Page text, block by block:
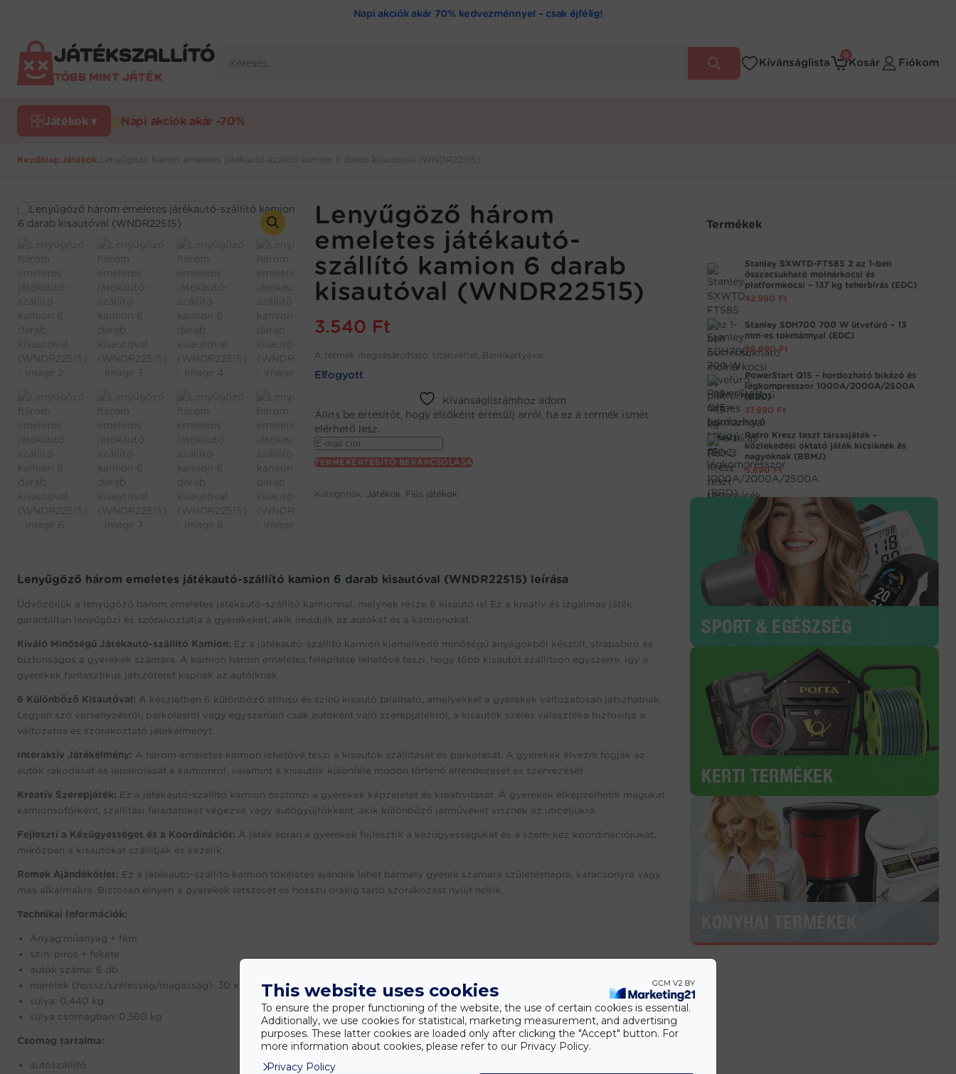
Napi akciók akár 70% kedvezménnyel – csak éjfélig!
JÁTÉKSZALLÍTÓ
TÖBB MINT JÁTÉK
search
Kívánságlista
0
Kosár Fiókom
Játékok ▾ Napi akciók akár -70%
Kezdőlap Játékok Lenyűgöző három emeletes játékautó-szállító kamion 6 darab kisautóval (WNDR22515)
Lenyűgöző három
emeletes játékautó-
szállító kamion 6 darab
kisautóval (WNDR22515)
3.540 Ft
A termék megvásárolható: Utánvéttel, Bankkártyával
Elfogyott
Kívánságlistámhoz adom
Állíts be értesítőt, hogy elsőként értesülj arról, ha ez a termék ismét
elérhető lesz.
Enter
your
email
to
product
TERMÉKÉRTESÍTŐ BEKAPCSOLÁSA
Kategóriák: Játékok, Fiús játékok
Lenyűgöző három emeletes játékautó-szállító kamion 6 darab kisautóval (WNDR22515) leírása
Üdvözöljük a lenyűgöző három emeletes játékautó-szállító kamionnal, melynek része 6 kisautó is! Ez a kreatív és izgalmas játék
garantáltan lenyűgözi és szórakoztatja a gyerekeket, akik imádják az autókat és a kamionokat.
Kiváló Minőségű Játékautó-szállító Kamion: Ez a játékautó-szállító kamion kiemelkedő minőségű anyagokból készült, strapabíró és
biztonságos a gyerekek számára. A kamion három emeletes felépítése lehetővé teszi, hogy több kisautót szállítson egyszerre, így a
gyerekek fantasztikus játszóteret kapnak az autóiknak.
6 Különböző Kisautóval: A készletben 6 különböző stílusú és színű kisautó található, amelyekkel a gyerekek változatosan játszhatnak.
Legyen szó versenyzésről, parkolásról vagy egyszerűen csak autóként való szerepjátékról, a kisautók széles választéka biztosítja a
változatos és szórakoztató játékélményt.
Interaktív Játékélmény: A három emeletes kamion lehetővé teszi a kisautók szállítását és parkolását. A gyerekek élvezni fogják az
autók rakodását és lepakolását a kamionról, valamint a kisautók különféle módon történő elrendezését és szervezését.
Kreatív Szerepjáték: Ez a játékautó-szállító kamion ösztönzi a gyerekek képzeletét és kreativitását. A gyerekek elképzelhetik magukat
kamionsofőrként, szállítási feladatokat végezve vagy autógyűjtőkként, akik különböző járműveket visznek az úticéljukra.
Fejleszti a Kézügyességet és a Koordinációt: A játék során a gyerekek fejlesztik a kézügyességüket és a szem-kéz koordinációjukat,
miközben a kisautókat szállítják és kezelik.
Remek Ajándékötlet: Ez a játékautó-szállító kamion tökéletes ajándék lehet bármely gyerek számára születésnapra, karácsonyra vagy
más alkalmakra. Biztosan elnyeri a gyerekek tetszését és hosszú órákig tartó szórakozást nyújt nekik.
Technikai Információk:
Anyag:műanyag + fém
szín: piros + fekete
autók száma: 6 db
méretek (hossz/szélesség/magasság): 30 x 11,5 x 7 cm
súlya: 0,440 kg
súlya csomagban: 0,560 kg
Csomag tartalma:
autószállító
Termékek
Stanley SXWTD-FT585 2 az 1-ben
összecsukható molnárkocsi és
platformkocsi – 137 kg teherbírás (EDC)
42.990 Ft
Stanley SDH700 700 W ütvefúró – 13
mm-es tokmánnyal (EDC)
20.990Ft
PowerStart Q15 – hordozható bikázó és
légkompresszor 1000A/2000A/2500A
(BBD)
37.990 Ft
Retro Kresz teszt társasjáték –
közlekedési oktató játék kicsiknek és
nagyoknak (BBMJ)
5.890Ft
SPORT & EGÉSZSÉG
KERTI TERMÉKEK
This website uses cookies
To ensure the proper functioning of the website, the use of certain cookies is essential.
Additionally, we use cookies for statistical, marketing measurement, and advertising
purposes. These latter cookies are loaded only after clicking the "Accept" button. For
more information about cookies, please refer to our Privacy Policy.
Privacy Policy